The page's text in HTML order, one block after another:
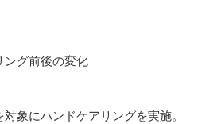
ング前後の変化
象にハンドケアリングを実施。